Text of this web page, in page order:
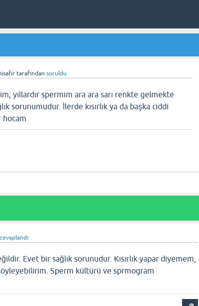
tarafından soruldu
yıllardır spermim ara ara sarı renkte gelmekte
sorunumudur. İlerde kısırlık ya da başka ciddi
hocam
cevaplandı
Evet bir sağlık sorunudur. Kısırlık yapar diyemem,
Sperm kültürü ve sprmogram